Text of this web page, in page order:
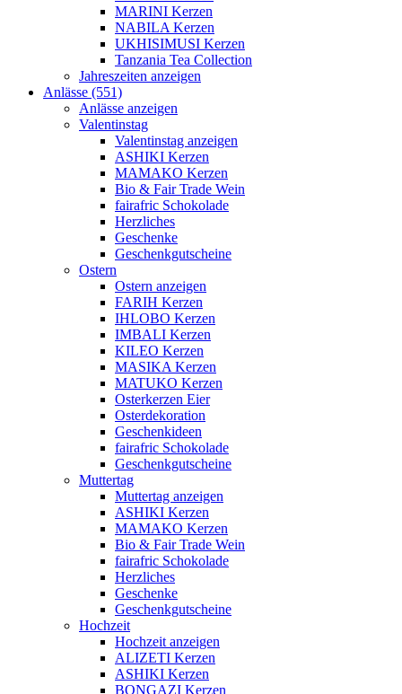
MARINI Kerzen
NABILA Kerzen
UKHISIMUSI Kerzen
Tanzania Tea Collection
Jahreszeiten anzeigen
Anlässe (551)
Anlässe anzeigen
Valentinstag
Valentinstag anzeigen
ASHIKI Kerzen
MAMAKO Kerzen
Bio & Fair Trade Wein
fairafric Schokolade
Herzliches
Geschenke
Geschenkgutscheine
Ostern
Ostern anzeigen
FARIH Kerzen
IHLOBO Kerzen
IMBALI Kerzen
KILEO Kerzen
MASIKA Kerzen
MATUKO Kerzen
Osterkerzen Eier
Osterdekoration
Geschenkideen
fairafric Schokolade
Geschenkgutscheine
Muttertag
Muttertag anzeigen
ASHIKI Kerzen
MAMAKO Kerzen
Bio & Fair Trade Wein
fairafric Schokolade
Herzliches
Geschenke
Geschenkgutscheine
Hochzeit
Hochzeit anzeigen
ALIZETI Kerzen
ASHIKI Kerzen
BONGAZI Kerzen